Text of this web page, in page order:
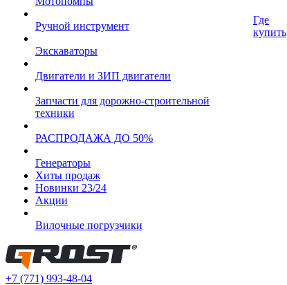
Ручной инструмент
Экскаваторы
Двигатели и ЗИП двигатели
Запчасти для дорожно-строительной
техники
РАСПРОДАЖА ДО 50%
Генераторы
Хиты продаж
Новинки 23/24
Акции
Вилочные погрузчики
Где
купить
+7 (771) 993-48-04